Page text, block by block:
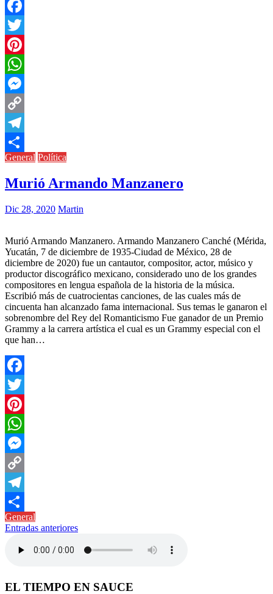
Facebook
Twitter
Pinterest
WhatsApp
Messenger
Copy
Link
Telegram
Compartir
General Política
Murió Armando Manzanero
Dic 28, 2020 Martin
Murió Armando Manzanero. Armando Manzanero Canché (Mérida,
Yucatán, 7 de diciembre de 1935-Ciudad de México, 28 de
diciembre de 2020) fue un cantautor, compositor, actor, músico y
productor discográfico mexicano, considerado uno de los grandes
compositores en lengua española de la historia de la música.
Escribió más de cuatrocientas canciones, de las cuales más de
cincuenta han alcanzado fama internacional. Sus temas le ganaron el
sobrenombre del Rey del Romanticismo Fue ganador de un Premio
Grammy a la carrera artística el cual es un Grammy especial con el
que han…
Facebook
Twitter
Pinterest
WhatsApp
Messenger
Copy
Link
Telegram
Compartir
General
Navegación
de
Entradas anteriores
EL TIEMPO EN SAUCE